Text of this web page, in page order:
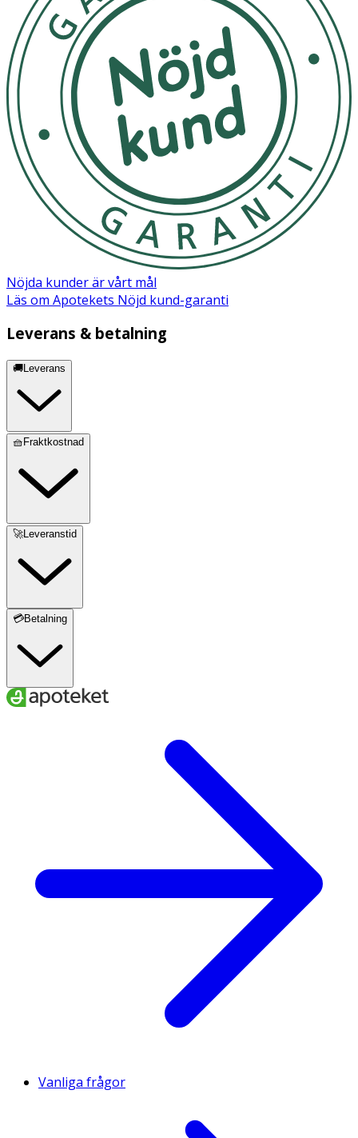
OK för gravida och ammande:
Ja
Ingredienser:
Aqua ((Water) Eau), Butyrospermum Parkii (Shea) Butter,
Cetyl Alcohol, Glyceryl Stearate SE, Caprylic/Capric
Triglyceride, Cocos Nucifera (Coconut) Oil, Glyceryl
Stearate Citrate, Glycerin, Theobroma Cacao (Cocoa)
Butter Wax, Dimethicone, Sodium Benzoate, Parfum
(Fragrance), Citric Acid, Potassium Sorbate, Persea
Gratissima (Avocado) Oil, Tocopherol, Helianthus Annuus
(Sunflower) Seed Oil, Aloe Barbadensis Leaf Juice,
Anthemis Nobilis Compositae (Chamomile) Oil, Lavandula
Angustifolia (Lavender) Oil, Lavandula Hybrida Abrial Ext
(Lavandin) Oil, Linalool, Limonene, Geraniol.
Nöjda kunder är vårt mål
Läs om Apotekets Nöjd kund-garanti
Leverans & betalning
🚚Leverans
🧺Fraktkostnad
🚀Leveranstid
💳Betalning
Vanliga frågor